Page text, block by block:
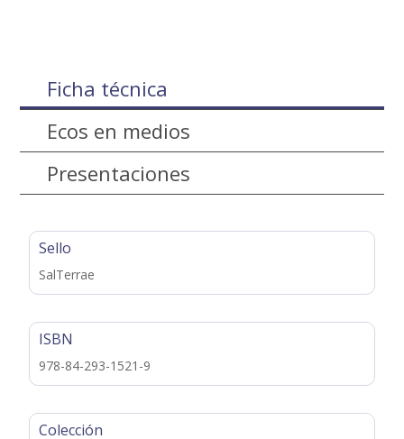
Ficha técnica
Ecos en medios
Presentaciones
Sello
SalTerrae
ISBN
978-84-293-1521-9
Colección